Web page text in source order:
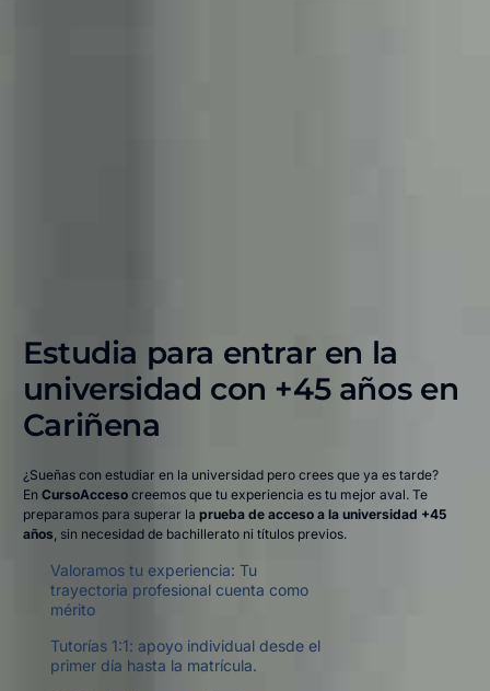
Estudia para entrar en la
universidad con +45 años en
Cariñena​
¿Sueñas con estudiar en la universidad pero crees que ya es tarde?
En CursoAccesocreemos que tu experiencia es tu mejor aval. Te
preparamos para superar la prueba de acceso a la universidad +45
años, sin necesidad de bachillerato ni títulos previos.
Valoramos tu experiencia: Tu
trayectoria profesional cuenta como
mérito
Tutorías 1:1: apoyo individual desde el
primer día hasta la matrícula.